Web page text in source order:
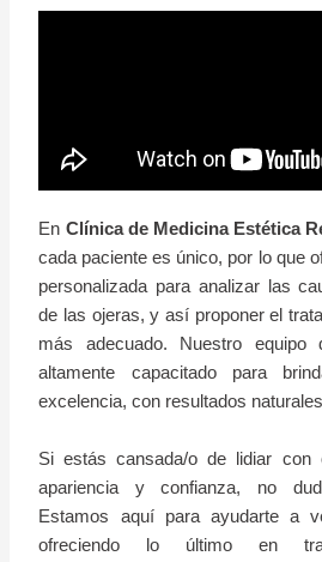
En Clínica de Medicina Estética
cada paciente es único, por lo que
personalizada para analizar las
de las ojeras, y así proponer el
más adecuado. Nuestro equipo
altamente capacitado para
excelencia, con resultados
Si estás cansada/o de lidiar con
apariencia y confianza, no
Estamos aquí para ayudarte a
ofreciendo lo último en